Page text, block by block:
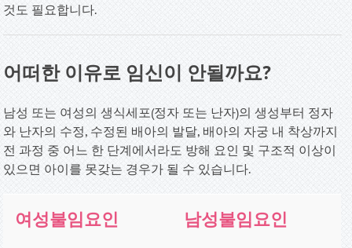
것도 필요합니다.
어떠한 이유로 임신이 안될까요?
남성 또는 여성의 생식세포(정자 또는 난자)의 생성부터 정자
와 난자의 수정, 수정된 배아의 발달, 배아의 자궁 내 착상까지
전 과정 중 어느 한 단계에서라도 방해 요인 및 구조적 이상이
있으면 아이를 못갖는 경우가 될 수 있습니다.
여성불임요인
남성불임요인